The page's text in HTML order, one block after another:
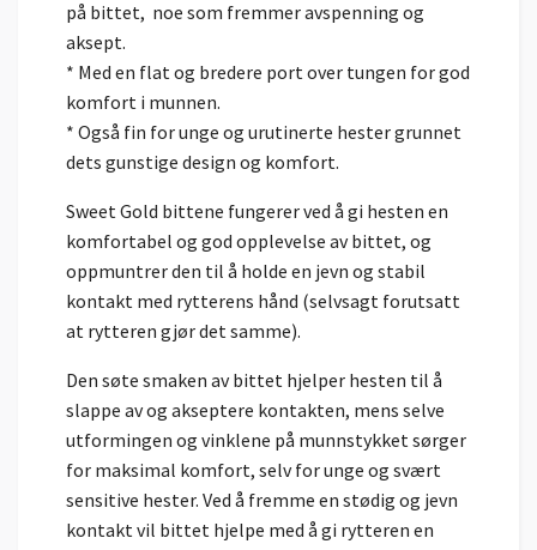
på bittet, noe som fremmer avspenning og
aksept.
* Med en flat og bredere port over tungen for god
komfort i munnen.
* Også fin for unge og urutinerte hester grunnet
dets gunstige design og komfort.
Sweet Gold bittene fungerer ved å gi hesten en
komfortabel og god opplevelse av bittet, og
oppmuntrer den til å holde en jevn og stabil
kontakt med rytterens hånd (selvsagt forutsatt
at rytteren gjør det samme).
Den søte smaken av bittet hjelper hesten til å
slappe av og akseptere kontakten, mens selve
utformingen og vinklene på munnstykket sørger
for maksimal komfort, selv for unge og svært
sensitive hester. Ved å fremme en stødig og jevn
kontakt vil bittet hjelpe med å gi rytteren en